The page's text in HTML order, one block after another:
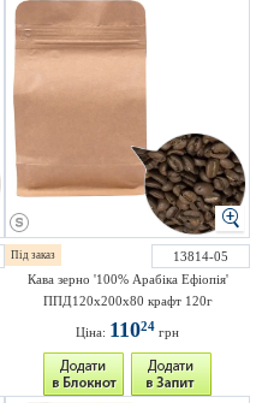
Під заказ
13814-05
Кава зерно '100% Арабіка Ефіопія'
ППД120х200х80 крафт 120г
Ціна: 11024 грн